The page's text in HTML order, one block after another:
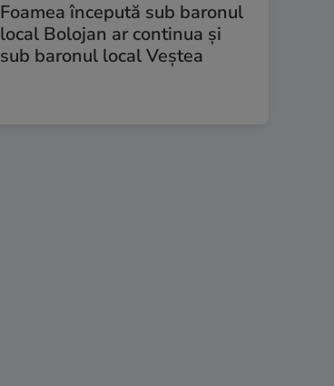
Foamea începută sub baronul
local Bolojan ar continua și
sub baronul local Veștea